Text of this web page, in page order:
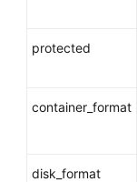
API
像
生）
protected
container_format
disk_format